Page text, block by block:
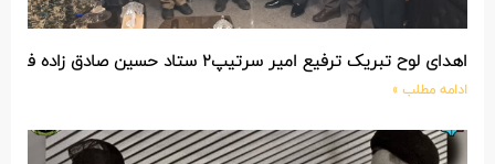
اهدای لوح تبریک ترفیع امیر سرتیپ۲ ستاد حسین صادق زاده فرمانده تیپ ۲۵ واکنش سریع شهید آبگون نزاجا مستقر در تبریز
ادامه مطلب »